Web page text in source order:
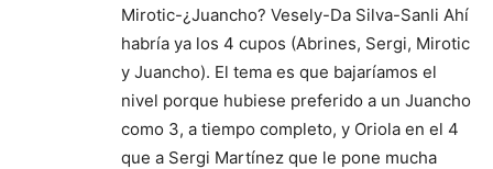
Mirotic-¿Juancho? Vesely-Da Silva-Sanli Ahí
habría ya los 4 cupos (Abrines, Sergi, Mirotic
y Juancho). El tema es que bajaríamos el
nivel porque hubiese preferido a un Juancho
como 3, a tiempo completo, y Oriola en el 4
que a Sergi Martínez que le pone mucha